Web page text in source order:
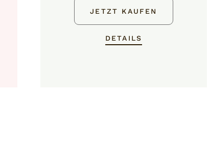
JETZT KAUFEN
DETAILS